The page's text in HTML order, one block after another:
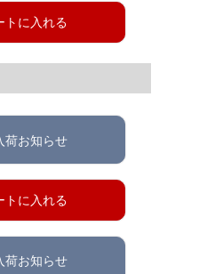
トに入れる
荷お知らせ
トに入れる
荷お知らせ